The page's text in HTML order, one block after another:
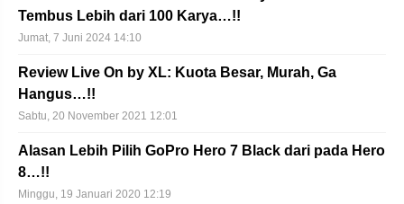
Tembus Lebih dari 100 Karya…!!
Jumat, 7 Juni 2024 14:10
Review Live On by XL: Kuota Besar, Murah, Ga
Hangus…!!
Sabtu, 20 November 2021 12:01
Alasan Lebih Pilih GoPro Hero 7 Black dari pada Hero
8…!!
Minggu, 19 Januari 2020 12:19